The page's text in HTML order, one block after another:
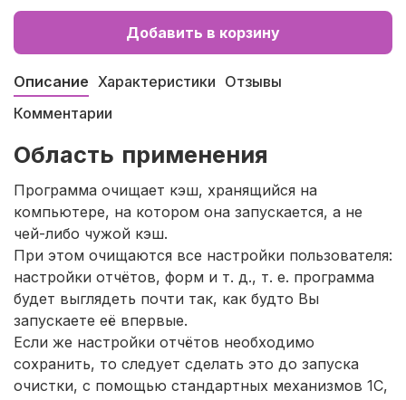
Добавить в корзину
Описание Характеристики Отзывы
Комментарии
Область применения
Программа очищает кэш, хранящийся на
компьютере, на котором она запускается, а не
чей-либо чужой кэш.
При этом очищаются все настройки пользователя:
настройки отчётов, форм и т. д., т. е. программа
будет выглядеть почти так, как будто Вы
запускаете её впервые.
Если же настройки отчётов необходимо
сохранить, то следует сделать это до запуска
очистки, с помощью стандартных механизмов 1С,